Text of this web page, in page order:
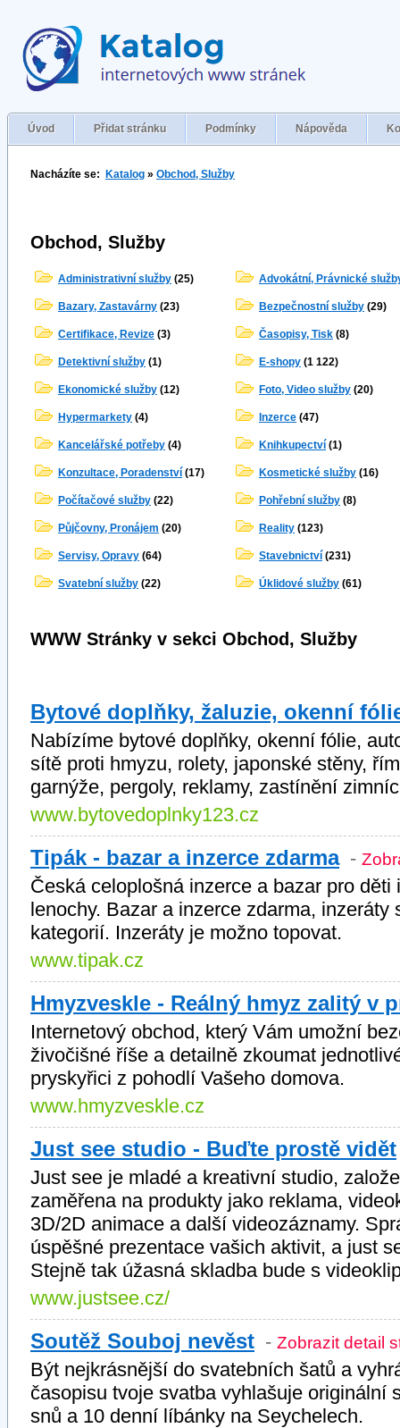
Úvod Přidat stránku Podmínky Nápověda
Nacházíte se: Katalog » Obchod, Služby
Obchod, Služby
Administrativní služby (25) Advokátní, Právnické
Bazary, Zastavárny (23) Bezpečnostní služby (29)
Certifikace, Revize (3) Časopisy, Tisk (8)
Detektivní služby (1) E-shopy (1 122)
Ekonomické služby (12) Foto, Video služby (20)
Hypermarkety (4) Inzerce (47)
Kancelářské potřeby (4) Knihkupectví (1)
Konzultace, Poradenství (17) Kosmetické služby (16)
Počítačové služby (22) Pohřební služby (8)
Půjčovny, Pronájem (20) Reality (123)
Servisy, Opravy (64) Stavebnictví (231)
Svatební služby (22) Úklidové služby (61)
WWW Stránky v sekci Obchod, Služby
Bytové doplňky, žaluzie, okenní
Nabízíme bytové doplňky, okenní fólie,
sítě proti hmyzu, rolety, japonské stěny,
garnýže, pergoly, reklamy, zastínění
www.bytovedoplnky123.cz
Tipák - bazar a inzerce zdarma -
Česká celoplošná inzerce a bazar pro
lenochy. Bazar a inzerce zdarma, inzeráty
kategorií. Inzeráty je možno topovat.
www.tipak.cz
Hmyzveskle - Reálný hmyz zalitý v
Internetový obchod, který Vám umožní
živočišné říše a detailně zkoumat
pryskyřici z pohodlí Vašeho domova.
www.hmyzveskle.cz
Just see studio - Buďte prostě vidět
Just see je mladé a kreativní studio,
zaměřena na produkty jako reklama,
3D/2D animace a další videozáznamy.
úspěšné prezentace vašich aktivit, a just
Stejně tak úžasná skladba bude s
www.justsee.cz/
Soutěž Souboj nevěst - Zobrazit detail
Být nejkrásnější do svatebních šatů a
časopisu tvoje svatba vyhlašuje originální
snů a 10 denní líbánky na Seychelech.